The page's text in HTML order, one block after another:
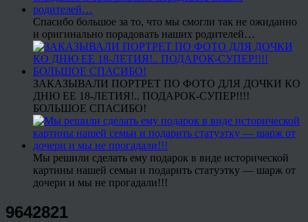
Спасибо большое за то, что мы смогли так не ожиданно
и оригинально порадовать наших родителей…
ЗАКАЗЫВАЛИ ПОРТРЕТ ПО ФОТО ДЛЯ ДОЧКИ КО
ДНЮ ЕЕ 18-ЛЕТИЯ!.. ПОДАРОК-СУПЕР!!!!
БОЛЬШОЕ СПАСИБО!
Мы решили сделать ему подарок в виде исторической
картины нашей семьи и подарить статуэтку — шарж от
дочери и мы не прогадали!!!
9642821